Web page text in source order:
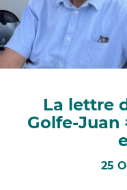
La lettre
Golfe-Juan
25